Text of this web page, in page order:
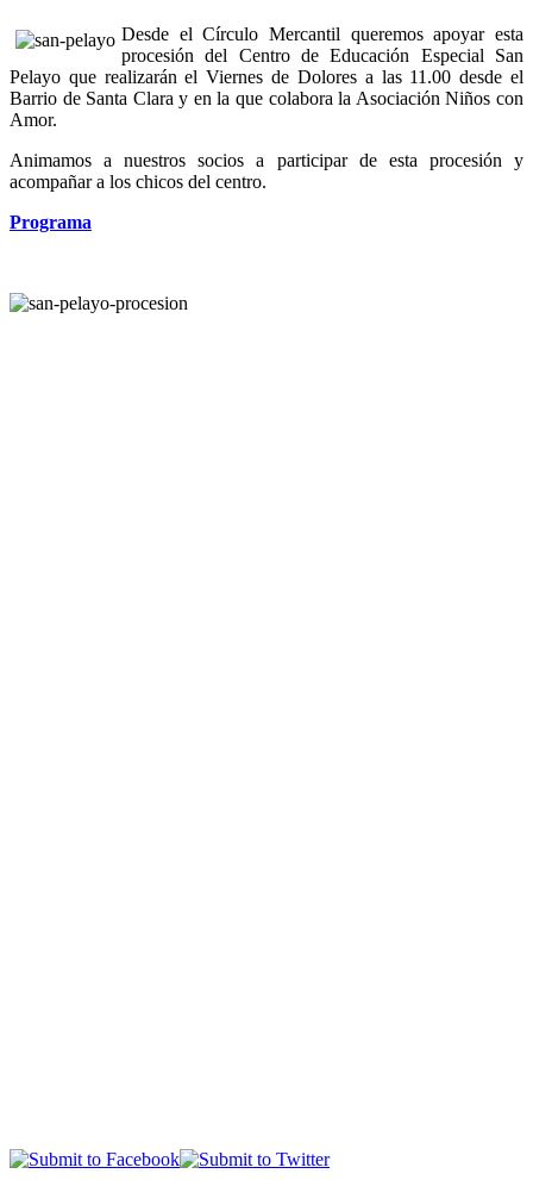
Desde el Círculo Mercantil queremos apoyar esta
procesión del Centro de Educación Especial San
Pelayo que realizarán el Viernes de Dolores a las 11.00 desde el
Barrio de Santa Clara y en la que colabora la Asociación Niños con
Amor.
Animamos a nuestros socios a participar de esta procesión y
acompañar a los chicos del centro.
Programa